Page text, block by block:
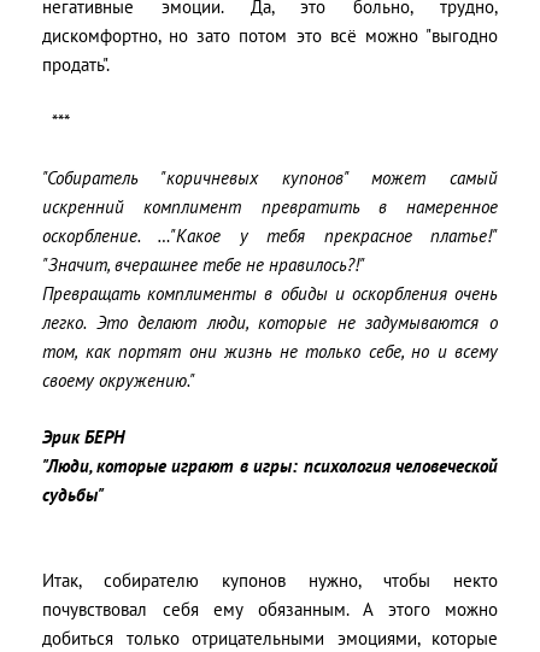
негативные эмоции. Да, это больно, трудно,
дискомфортно, но зато потом это всё можно "выгодно
продать".
***
"Собиратель "коричневых купонов" может самый
искренний комплимент превратить в намеренное
оскорбление. …"Какое у тебя прекрасное платье!"
"Значит, вчерашнее тебе не нравилось?!"
Превращать комплименты в обиды и оскорбления очень
легко. Это делают люди, которые не задумываются о
том, как портят они жизнь не только себе, но и всему
своему окружению."
Эрик БЕРН
"Люди, которые играют в игры: психология человеческой
судьбы"
Итак, собирателю купонов нужно, чтобы некто
почувствовал себя ему обязанным. А этого можно
добиться только отрицательными эмоциями, которые